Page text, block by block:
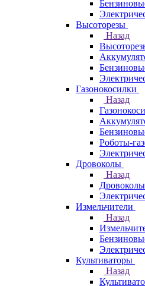
Высоторезы
Назад
Газонокосилки
Назад
Роботы-
Дровоколы
Назад
Дровоколы
Измельчители
Назад
Культиваторы
Назад